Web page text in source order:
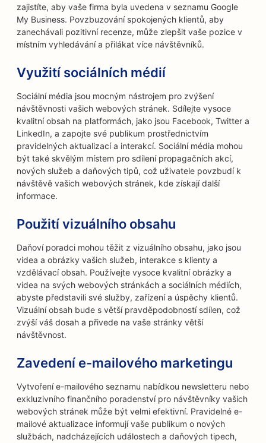
zajistíte, aby vaše firma byla uvedena v seznamu Google
My Business. Povzbuzování spokojených klientů, aby
zanechávali pozitivní recenze, může zlepšit vaše pozice v
místním vyhledávání a přilákat více návštěvníků.
Využití sociálních médií
Sociální média jsou mocným nástrojem pro zvýšení
návštěvnosti vašich webových stránek. Sdílejte vysoce
kvalitní obsah na platformách, jako jsou Facebook, Twitter a
LinkedIn, a zapojte své publikum prostřednictvím
pravidelných aktualizací a interakcí. Sociální média mohou
být také skvělým místem pro sdílení propagačních akcí,
nových služeb a daňových tipů, což uživatele povzbudí k
návštěvě vašich webových stránek, kde získají další
informace.
Použití vizuálního obsahu
Daňoví poradci mohou těžit z vizuálního obsahu, jako jsou
videa a obrázky vašich služeb, interakce s klienty a
vzdělávací obsah. Používejte vysoce kvalitní obrázky a
videa na svých webových stránkách a sociálních médiích,
abyste představili své služby, zařízení a úspěchy klientů.
Vizuální obsah bude s větší pravděpodobností sdílen, což
zvýší váš dosah a přivede na vaše stránky větší
návštěvnost.
Zavedení e-mailového marketingu
Vytvoření e-mailového seznamu nabídkou newsletteru nebo
exkluzivního finančního poradenství pro návštěvníky vašich
webových stránek může být velmi efektivní. Pravidelné e-
mailové aktualizace informují vaše publikum o nových
službách, nadcházejících událostech a daňových tipech,